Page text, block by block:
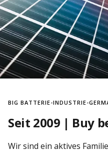
BIG BATTERIE-INDUSTRIE-
Seit 2009 | Buy
Wir sind ein aktives